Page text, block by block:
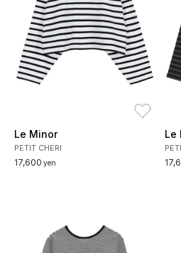
Le Minor
PETIT CHERI
17,600 yen
Le